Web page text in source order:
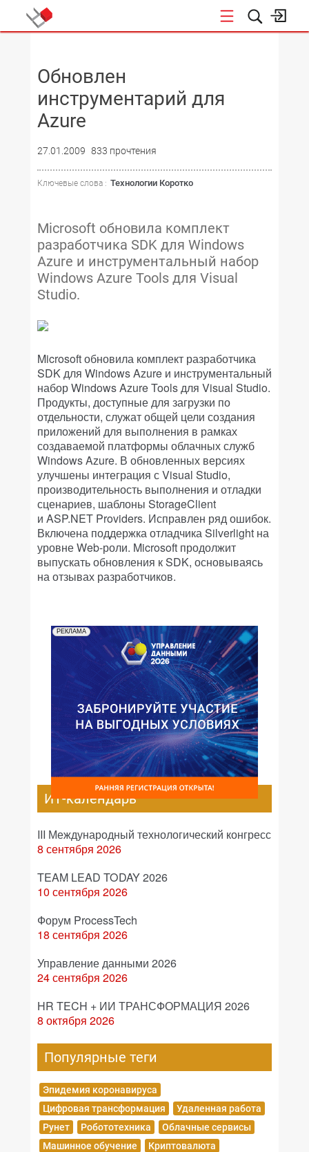
Обновлен
инструментарий для
Azure
27.01.2009 833 прочтения
Ключевые слова : Технологии Коротко
Microsoft обновила комплект
разработчика SDK для Windows
Azure и инструментальный набор
Windows Azure Tools для Visual
Studio.
Microsoft обновила комплект разработчика
SDK для Windows Azure и инструментальный
набор Windows Azure Tools для Visual Studio.
Продукты, доступные для загрузки по
отдельности, служат общей цели создания
приложений для выполнения в рамках
создаваемой платформы облачных служб
Windows Azure. В обновленных версиях
улучшены интеграция с Visual Studio,
производительность выполнения и отладки
сценариев, шаблоны StorageClient
и ASP.NET Providers. Исправлен ряд ошибок.
Включена поддержка отладчика Silverlight на
уровне Web-роли. Microsoft продолжит
выпускать обновления к SDK, основываясь
на отзывах разработчиков.
РЕКЛАМА
ИТ-календарь
III Международный технологический конгресс
8 сентября 2026
TEAM LEAD TODAY 2026
10 сентября 2026
Форум ProcessTech
18 сентября 2026
Управление данными 2026
24 сентября 2026
HR TECH + ИИ ТРАНСФОРМАЦИЯ 2026
8 октября 2026
Популярные теги
Эпидемия коронавируса
Цифровая трансформация
Удаленная работа
Рунет
Робототехника
Облачные сервисы
Машинное обучение
Криптовалюта